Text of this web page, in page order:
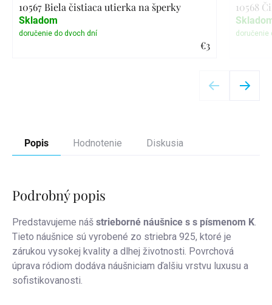
10567 Biela čistiaca utierka na šperky
€3
Skladom
10568
Popis Hodnotenie Diskusia
Podrobný popis
Predstavujeme náš strieborné náušnice s s písmenom K.
Tieto náušnice sú vyrobené zo striebra 925, ktoré je
zárukou vysokej kvality a dlhej životnosti. Povrchová
úprava ródiom dodáva náušniciam ďalšiu vrstvu luxusu a
sofistikovanosti.